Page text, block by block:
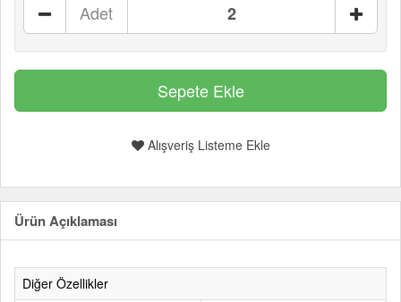
Adet
Alışveriş Listeme Ekle
Ürün Açıklaması
Diğer Özellikler